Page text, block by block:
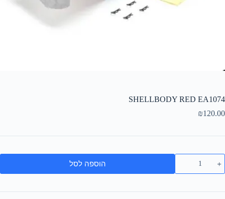
SHELLBODY RED EA1074
₪120.00
הוספה לסל